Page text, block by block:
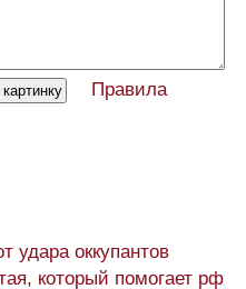
Правила
удара оккупантов
который помогает рф